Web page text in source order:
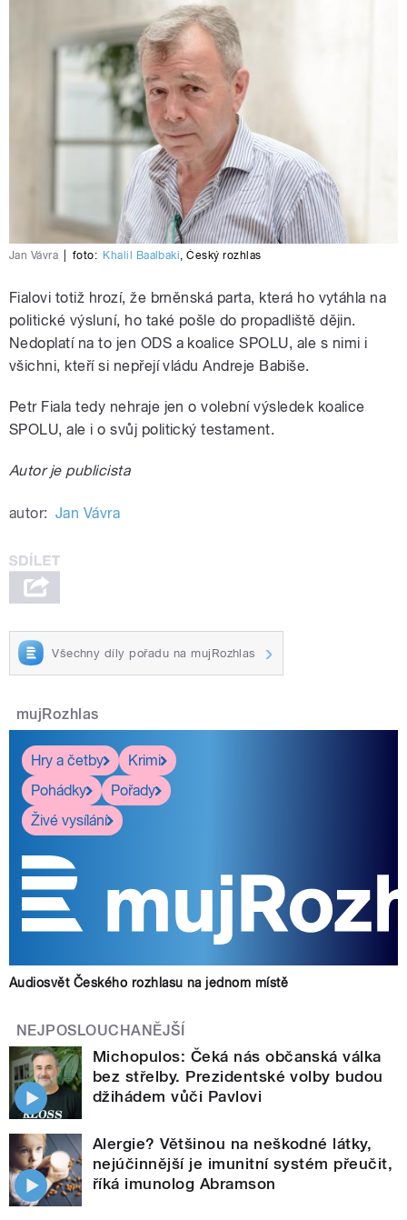
Jan Vávra foto: Khalil Baalbaki ,Český rozhlas
Fialovi totiž hrozí, že brněnská parta, která ho vytáhla na
politické výsluní, ho také pošle do propadliště dějin.
Nedoplatí na to jen ODS a koalice SPOLU, ale s nimi i
všichni, kteří si nepřejí vládu Andreje Babiše.
Petr Fiala tedy nehraje jen o volební výsledek koalice
SPOLU, ale i o svůj politický testament.
Autor je publicista
autor: Jan Vávra
Všechny díly pořadu na mujRozhlas
mujRozhlas
Hry a četby
Krimi
Pohádky
Pořady
Živé vysílání
Audiosvět Českého rozhlasu na jednom místě
NEJPOSLOUCHANĚJŠÍ
Michopulos: Čeká nás občanská válka
bez střelby. Prezidentské volby budou
džihádem vůči Pavlovi
Alergie? Většinou na neškodné látky,
nejúčinnější je imunitní systém přeučit,
říká imunolog Abramson